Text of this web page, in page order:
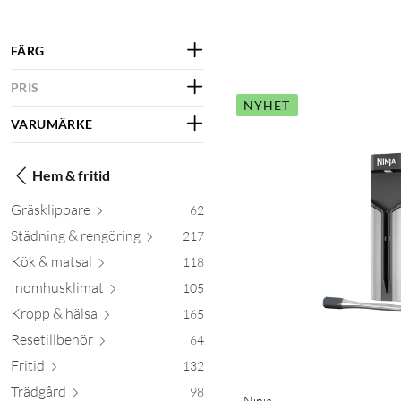
FÄRG
PRIS
VARUMÄRKE
Hem & fritid
Gräsklippare 62
Städning & rengöring 217
Kök & matsal 118
Inomhusklimat 105
Kropp & hälsa 165
Resetillbehör 64
Fritid 132
Trädgård 98
NYHET